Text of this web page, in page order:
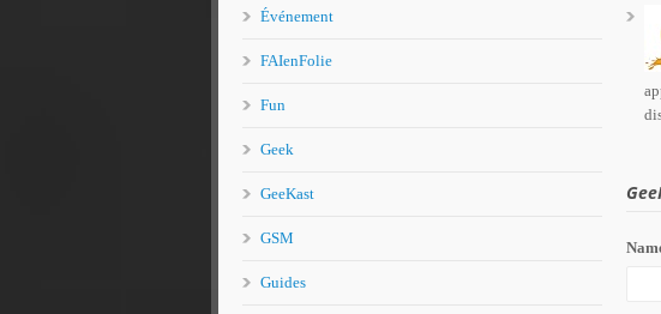
Événement
FAIenFolie
Fun
Geek
GeeKast
GSM
Guides